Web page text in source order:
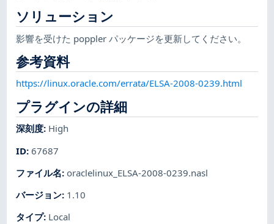
ソリューション
影響を受けた poppler パッケージを更新してください。
参考資料
https://linux.oracle.com/errata/ELSA-2008-0239.html
プラグインの詳細
深刻度: High
ID:67687
ファイル名: oraclelinux_ELSA-2008-0239.nasl
バージョン: 1.10
タイプ: Local